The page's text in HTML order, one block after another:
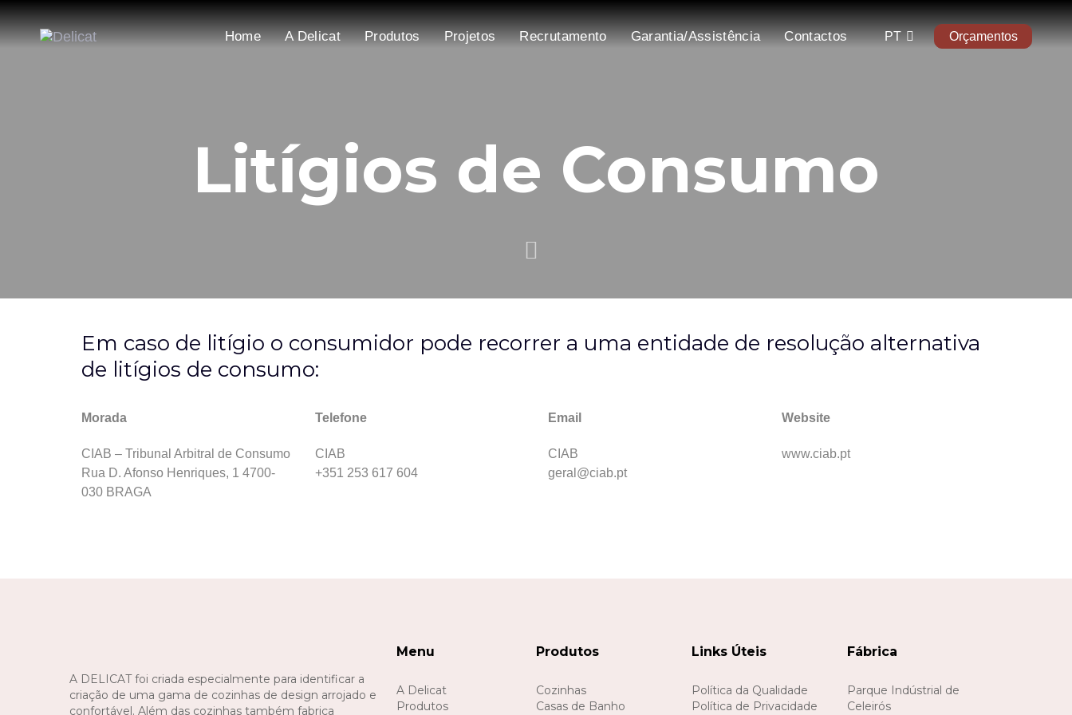
Skip
links
Skip
to
Home A Delicat Produtos Projetos Recrutamento Garantia/Assistência Contactos PT Orçamentos
Litígios de Consumo
Em caso de litígio o consumidor pode recorrer a uma entidade de resolução alternativa
de litígios de consumo:
Morada
CIAB – Tribunal Arbitral de Consumo
Rua D. Afonso Henriques, 1 4700-
030 BRAGA
Telefone
CIAB
+351 253 617 604
Email
CIAB
geral@ciab.pt
Website
www.ciab.pt
A DELICAT foi criada especialmente para identificar a
criação de uma gama de cozinhas de design arrojado e
confortável. Além das cozinhas também fabrica
Menu
A Delicat
Produtos
Produtos
Cozinhas
Casas de Banho
Links Úteis
Política da Qualidade
Política de Privacidade
Fábrica
Parque Indústrial de
Celeirós